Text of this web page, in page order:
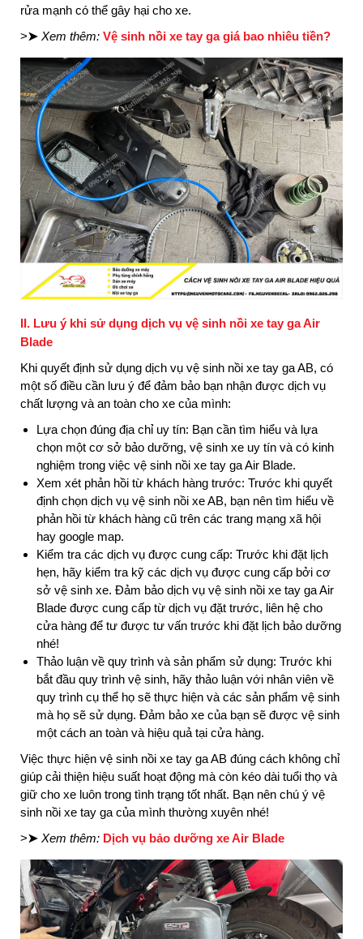
rửa mạnh có thể gây hại cho xe.
>➤ Xem thêm: Vệ sinh nồi xe tay ga giá bao nhiêu tiền?
II. Lưu ý khi sử dụng dịch vụ vệ sinh nồi xe tay ga Air
Blade
Khi quyết định sử dụng dịch vụ vệ sinh nồi xe tay ga AB, có
một số điều cần lưu ý để đảm bảo bạn nhận được dịch vụ
chất lượng và an toàn cho xe của mình:
Lựa chọn đúng địa chỉ uy tín: Bạn cần tìm hiểu và lựa
chọn một cơ sở bảo dưỡng, vệ sinh xe uy tín và có kinh
nghiệm trong việc vệ sinh nồi xe tay ga Air Blade.
Xem xét phản hồi từ khách hàng trước: Trước khi quyết
định chọn dịch vụ vệ sinh nồi xe AB, bạn nên tìm hiểu về
phản hồi từ khách hàng cũ trên các trang mạng xã hội
hay google map.
Kiểm tra các dịch vụ được cung cấp: Trước khi đặt lịch
hẹn, hãy kiểm tra kỹ các dịch vụ được cung cấp bởi cơ
sở vệ sinh xe. Đảm bảo dịch vụ vệ sinh nồi xe tay ga Air
Blade được cung cấp từ dịch vụ đặt trước, liên hệ cho
cửa hàng để tư được tư vấn trước khi đặt lịch bảo dưỡng
nhé!
Thảo luận về quy trình và sản phẩm sử dụng: Trước khi
bắt đầu quy trình vệ sinh, hãy thảo luận với nhân viên về
quy trình cụ thể họ sẽ thực hiện và các sản phẩm vệ sinh
mà họ sẽ sử dụng. Đảm bảo xe của bạn sẽ được vệ sinh
một cách an toàn và hiệu quả tại cửa hàng.
Việc thực hiện vệ sinh nồi xe tay ga AB đúng cách không chỉ
giúp cải thiện hiệu suất hoạt động mà còn kéo dài tuổi thọ và
giữ cho xe luôn trong tình trạng tốt nhất. Bạn nên chú ý vệ
sinh nồi xe tay ga của mình thường xuyên nhé!
>➤ Xem thêm: Dịch vụ bảo dưỡng xe Air Blade